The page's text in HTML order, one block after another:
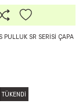
TÜKENDİ